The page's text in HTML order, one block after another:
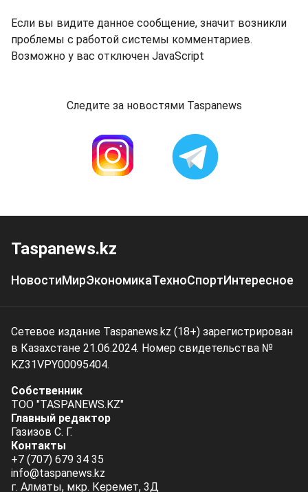
Если вы видите данное сообщение, значит возникли
проблемы с работой системы комментариев.
Возможно у вас отключен JavaScript
Следите за новостями Taspanews
Taspanews.kz
НовостиМирЭкономикаТехноСпортИнтересное
Сетевое издание Taspanews.kz (18+) зарегистрирован
в Казахстане 21.06.2024. Номер свидетельства №
KZ31VPY00095404.
Собственник
ТОО "TASPANEWS.KZ"
Главный редактор
Газизов С. Г.
Контакты
+7 (707) 679 34 35
info@taspanews.kz
г. Алматы, мкр. Керемет, 3Д